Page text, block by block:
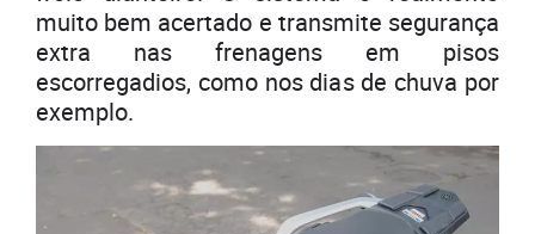
muito bem acertado e transmite segurança
extra nas frenagens em pisos
escorregadios, como nos dias de chuva por
exemplo.